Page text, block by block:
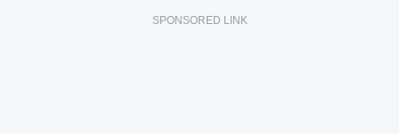
SPONSORED LINK